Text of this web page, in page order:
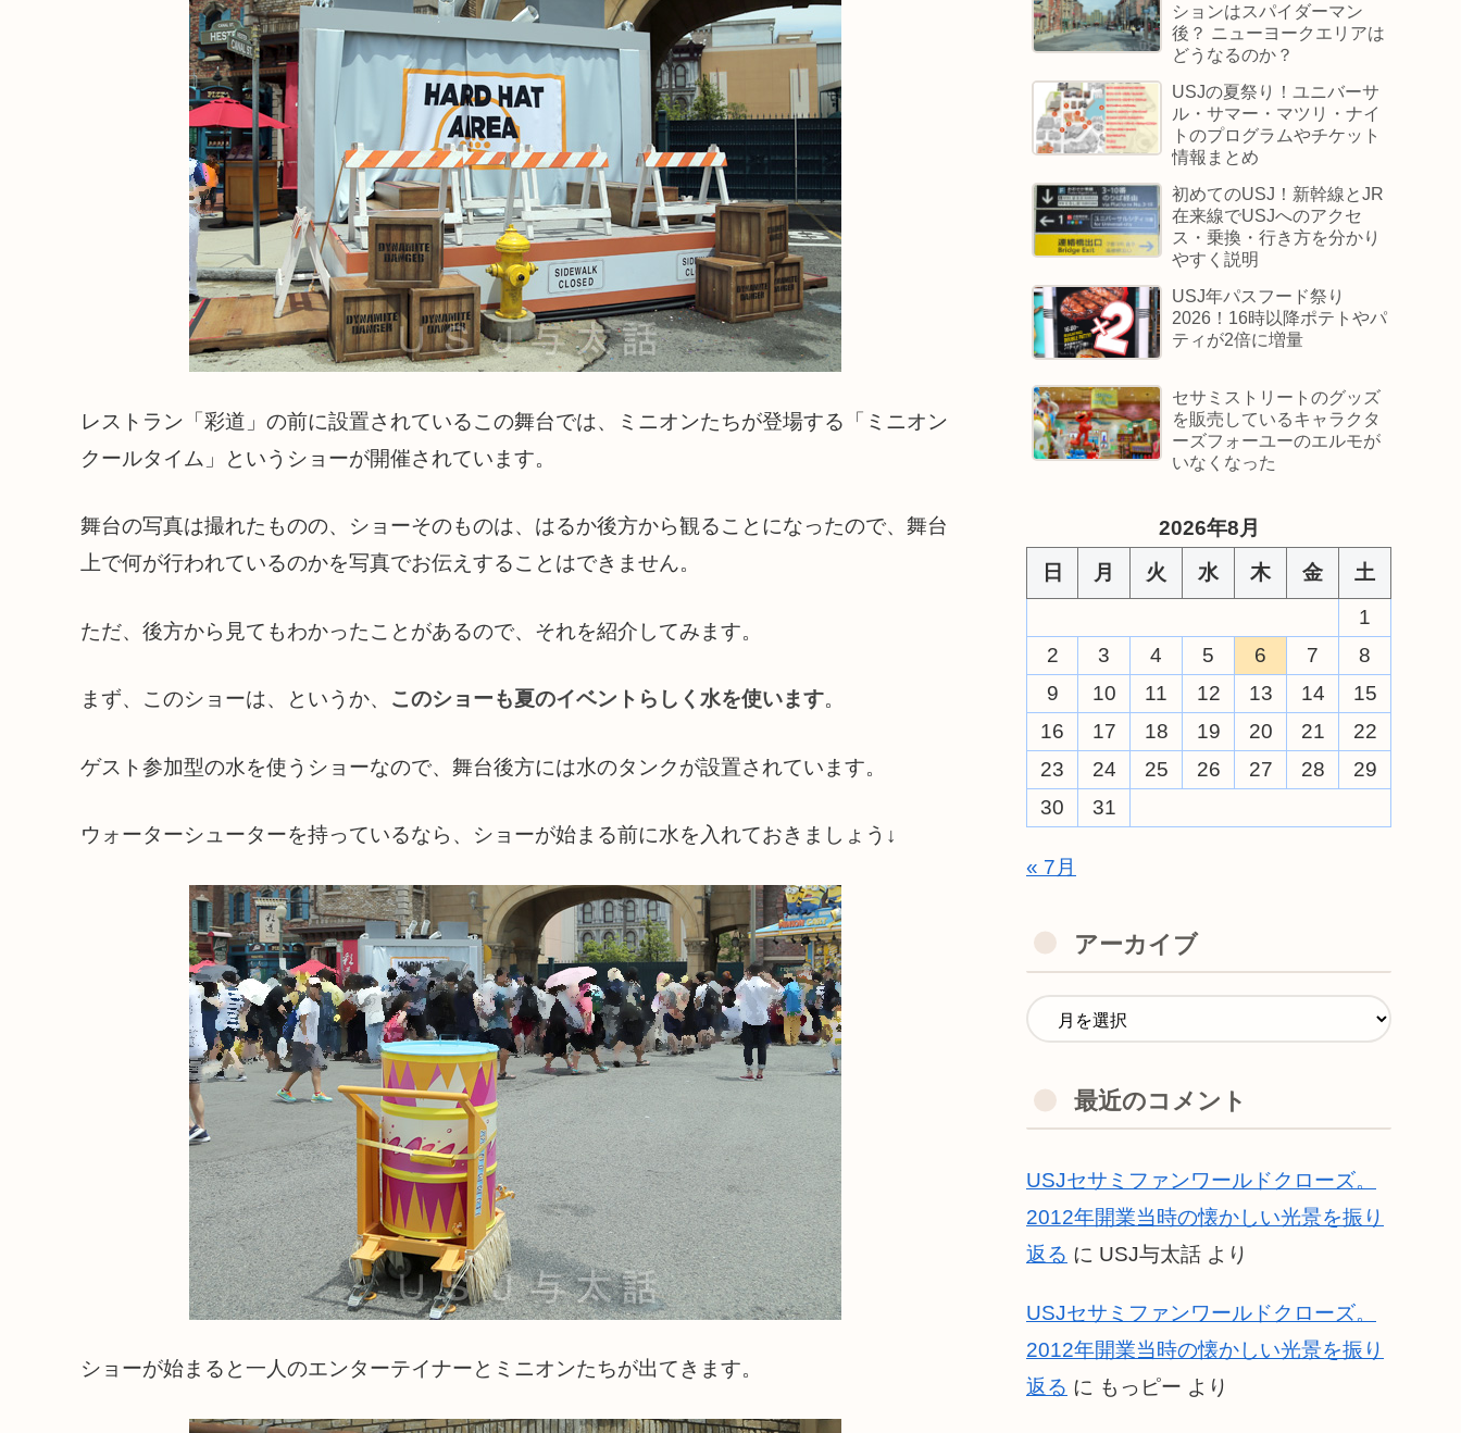
レストラン「彩道」の前に設置されているこの舞台では、ミニオンたちが登場する「ミニオン
クールタイム」というショーが開催されています。
舞台の写真は撮れたものの、ショーそのものは、はるか後方から観ることになったので、舞台
上で何が行われているのかを写真でお伝えすることはできません。
ただ、後方から見てもわかったことがあるので、それを紹介してみます。
まず、このショーは、というか、 このショーも夏のイベントらしく水を使います。
ゲスト参加型の水を使うショーなので、舞台後方には水のタンクが設置されています。
ウォーターシューターを持っているなら、ショーが始まる前に水を入れておきましょう↓
ショーが始まると一人のエンターテイナーとミニオンたちが出てきます。
ションはスパイダーマン
後？ ニューヨークエリアは
どうなるのか？
USJの夏祭り！ユニバーサ
ル・サマー・マツリ・ナイ
トのプログラムやチケット
情報まとめ
初めてのUSJ！新幹線とJR
在来線でUSJへのアクセ
ス・乗換・行き方を分かり
やすく説明
USJ年パスフード祭り
2026！16時以降ポテトやパ
ティが2倍に増量
セサミストリートのグッズ
を販売しているキャラクタ
ーズフォーユーのエルモが
いなくなった
2026年8月
日
月 火 水 木 金
土
1
2
3 4 5 6 7
8
9
10 11 12 13 14
15
16
17 18 19 20 21
22
23
24 25 26 27 28
29
30
31
« 7月
アーカイブ
最近のコメント
USJセサミファンワールドクローズ。
2012年開業当時の懐かしい光景を振り
返る に USJ与太話 より
USJセサミファンワールドクローズ。
2012年開業当時の懐かしい光景を振り
返る に もっピー より